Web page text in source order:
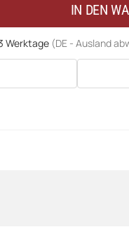
IN DEN
Werktage (DE - Ausland